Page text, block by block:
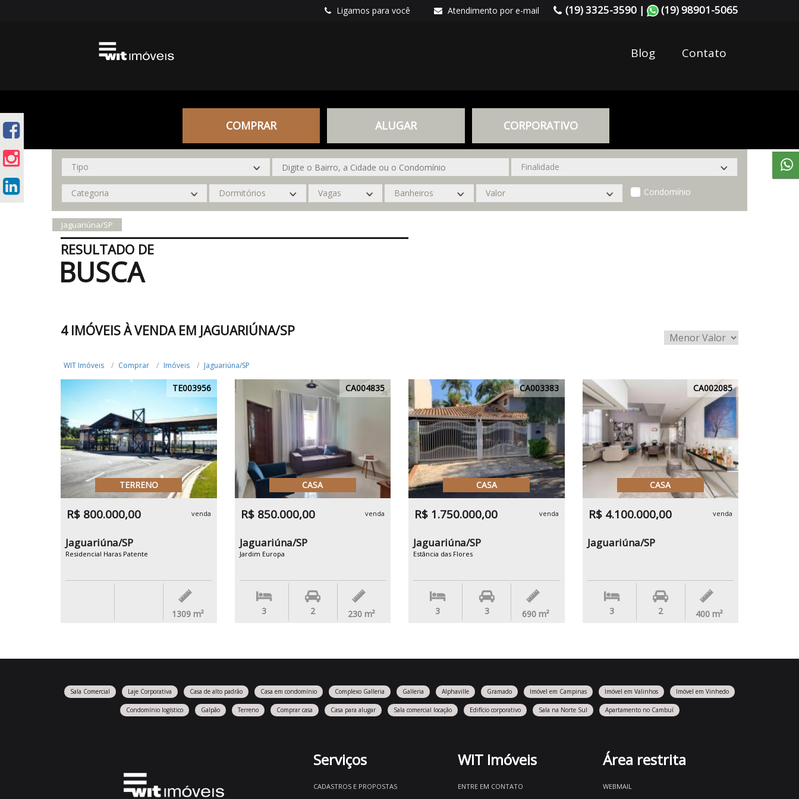
Ligamos para você Atendimento por e-mail (19) 3325-3590 | (19) 98901-5065
Blog Contato
COMPRAR ALUGAR CORPORATIVO
Condomínio
Jaguariúna/SP
RESULTADO DE
BUSCA
4 IMÓVEIS À VENDA EM JAGUARIÚNA/SP
WIT Imóveis Comprar Imóveis Jaguariúna/SP
TE003956
TERRENO
R$ 800.000,00 venda
Jaguariúna/SP
Residencial Haras Patente
1309 m²
CA004835
CASA
R$ 850.000,00 venda
Jaguariúna/SP
Jardim Europa
3 2 230 m²
CA003383
CASA
R$ 1.750.000,00 venda
Jaguariúna/SP
Estância das Flores
3 3 690 m²
CA002085
CASA
R$ 4.100.000,00 venda
Jaguariúna/SP
3 2 400 m²
Sala Comercial Laje Corporativa Casa de alto padrão Casa em condomínio Complexo Galleria Galleria Alphaville Gramado Imóvel em Campinas Imóvel em Valinhos Imóvel em Vinhedo
Condomínio logístico Galpão Terreno Comprar casa Casa para alugar Sala comercial locação Edifício corporativo Sala na Norte Sul Apartamento no Cambuí
Serviços
CADASTROS E PROPOSTAS
WIT Imóveis
ENTRE EM CONTATO
Área restrita
WEBMAIL